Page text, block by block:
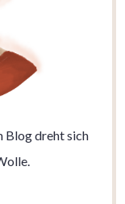
Blog dreht sich